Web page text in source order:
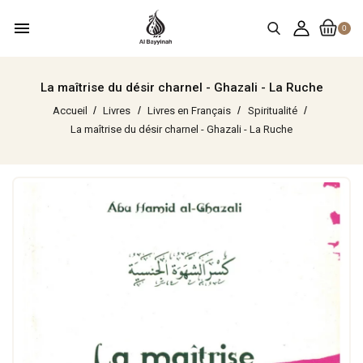
0
menu
La maîtrise du désir charnel - Ghazali - La Ruche
Accueil Livres Livres en Français
Spiritualité
La maîtrise du désir charnel - Ghazali - La Ruche